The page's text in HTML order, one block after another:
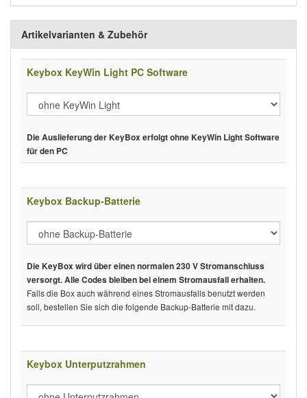
Artikelvarianten & Zubehör
Keybox KeyWin Light PC Software
Die Auslieferung der KeyBox erfolgt ohne KeyWin Light Software
für den PC
Keybox Backup-Batterie
Die KeyBox wird über einen normalen 230 V Stromanschluss
versorgt. Alle Codes bleiben bei einem Stromausfall erhalten.
Falls die Box auch während eines Stromausfalls benutzt werden
soll, bestellen Sie sich die folgende Backup-Batterie mit dazu.
Keybox Unterputzrahmen